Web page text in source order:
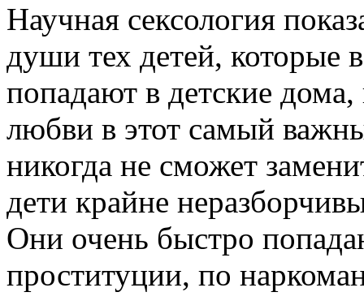
Научная сексология
души тех детей, которые
попадают в детские
любви в этот самый
никогда не сможет
дети крайне
Они очень быстро
проституции, по